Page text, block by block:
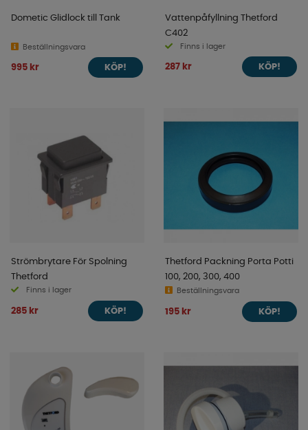
Dometic Glidlock till Tank
Beställningsvara
995 kr KÖP!
Vattenpåfyllning Thetford
C402
Finns i lager
287 kr KÖP!
Strömbrytare För Spolning
Thetford
Finns i lager
285 kr KÖP!
Thetford Packning Porta Potti
100, 200, 300, 400
Beställningsvara
195 kr KÖP!